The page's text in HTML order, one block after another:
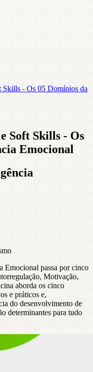
Skills - Os 05 Domínios da
Soft Skills - Os
Emocional
Emocional passa por cinco
Motivação,
aborda os cinco
e práticos e,
do desenvolvimento de
determinantes para tudo